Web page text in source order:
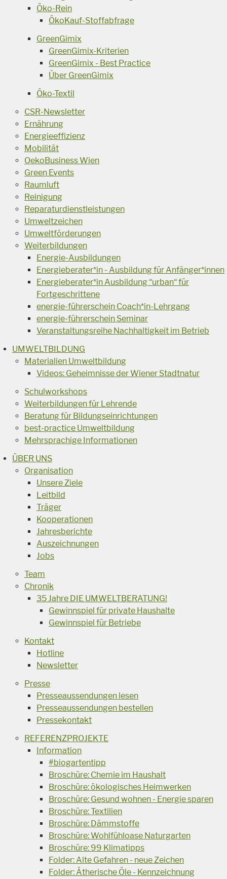
Öko-Rein
ÖkoKauf-Stoffabfrage
GreenGimix
GreenGimix-Kriterien
GreenGimix - Best Practice
Über GreenGimix
Öko-Textil
CSR-Newsletter
Ernährung
Energieeffizienz
Mobilität
OekoBusiness Wien
Green Events
Raumluft
Reinigung
Reparaturdienstleistungen
Umweltzeichen
Umweltförderungen
Weiterbildungen
Energie-Ausbildungen
Energieberater*in - Ausbildung für Anfänger*innen
Energieberater*in Ausbildung “urban“ für
Fortgeschrittene
energie-führerschein Coach*in-Lehrgang
energie-führerschein Seminar
Veranstaltungsreihe Nachhaltigkeit im Betrieb
UMWELTBILDUNG
Materialien Umweltbildung
Videos: Geheimnisse der Wiener Stadtnatur
Schulworkshops
Weiterbildungen für Lehrende
Beratung für Bildungseinrichtungen
best-practice Umweltbildung
Mehrsprachige Informationen
ÜBER UNS
Organisation
Unsere Ziele
Leitbild
Träger
Kooperationen
Jahresberichte
Auszeichnungen
Jobs
Team
Chronik
35 Jahre DIE UMWELTBERATUNG!
Gewinnspiel für private Haushalte
Gewinnspiel für Betriebe
Kontakt
Hotline
Newsletter
Presse
Presseaussendungen lesen
Presseaussendungen bestellen
Pressekontakt
REFERENZPROJEKTE
Information
#biogartentipp
Broschüre: Chemie im Haushalt
Broschüre: ökologisches Heimwerken
Broschüre: Gesund wohnen - Energie sparen
Broschüre: Textilien
Broschüre: Dämmstoffe
Broschüre: Wohlfühloase Naturgarten
Broschüre: 99 Klimatipps
Folder: Alte Gefahren - neue Zeichen
Folder: Ätherische Öle - Kennzeichnung